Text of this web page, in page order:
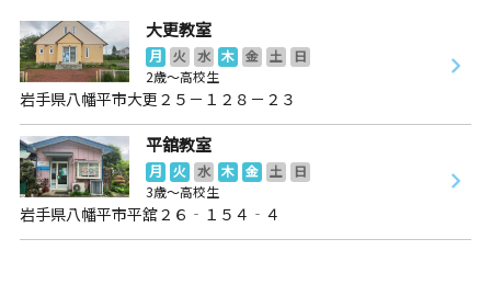
大更教室
月 火 水 木 金 土
日
2歳～高校生
岩手県八幡平市大更２５－１２８－２３
平舘教室
月 火 水 木 金 土
日
3歳～高校生
岩手県八幡平市平舘２６‐１５４‐４